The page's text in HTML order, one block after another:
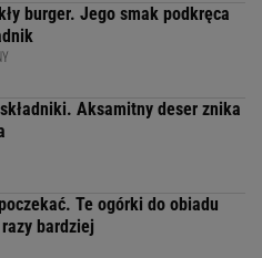
burger. Jego smak podkręca
Aksamitny deser znika
Te ogórki do obiadu
bardziej